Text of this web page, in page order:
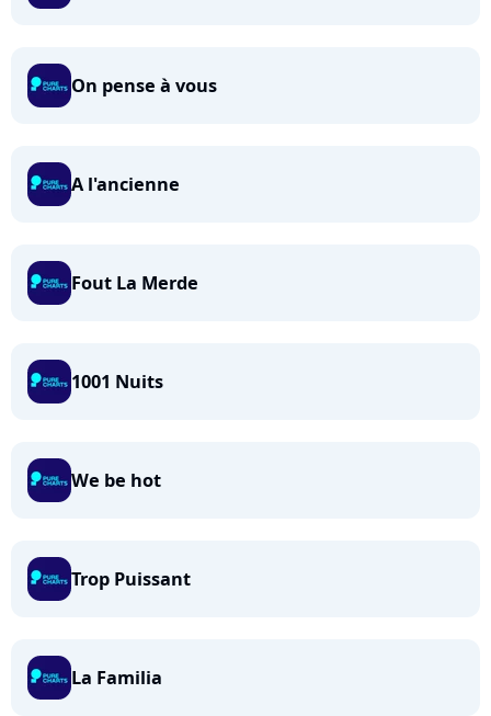
On pense à vous
A l'ancienne
Fout La Merde
1001 Nuits
We be hot
Trop Puissant
La Familia